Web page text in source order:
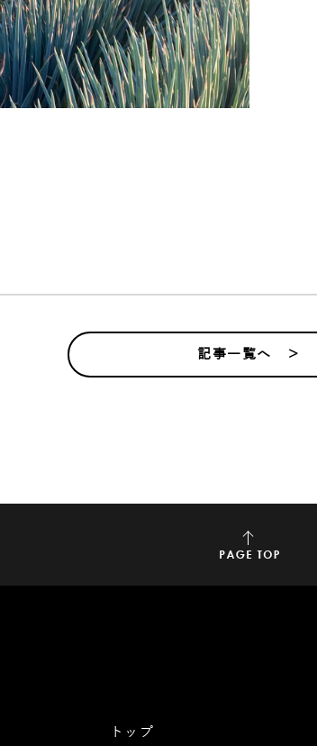
記事一覧へ ＞
トップ